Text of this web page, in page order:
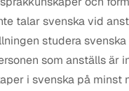
talar svenska vid
studera
som anställs är
i svenska på minst